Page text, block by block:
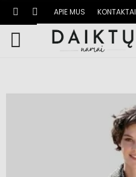
APIE MUS KONTAKTAI